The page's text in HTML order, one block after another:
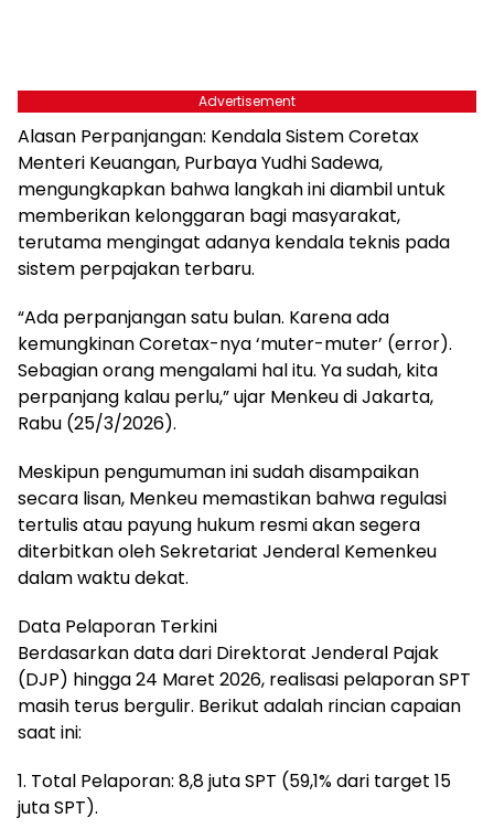
Advertisement
Alasan Perpanjangan: Kendala Sistem Coretax
Menteri Keuangan, Purbaya Yudhi Sadewa,
mengungkapkan bahwa langkah ini diambil untuk
memberikan kelonggaran bagi masyarakat,
terutama mengingat adanya kendala teknis pada
sistem perpajakan terbaru.
“Ada perpanjangan satu bulan. Karena ada
kemungkinan Coretax-nya ‘muter-muter’ (error).
Sebagian orang mengalami hal itu. Ya sudah, kita
perpanjang kalau perlu,” ujar Menkeu di Jakarta,
Rabu (25/3/2026).
Meskipun pengumuman ini sudah disampaikan
secara lisan, Menkeu memastikan bahwa regulasi
tertulis atau payung hukum resmi akan segera
diterbitkan oleh Sekretariat Jenderal Kemenkeu
dalam waktu dekat.
Data Pelaporan Terkini
Berdasarkan data dari Direktorat Jenderal Pajak
(DJP) hingga 24 Maret 2026, realisasi pelaporan SPT
masih terus bergulir. Berikut adalah rincian capaian
saat ini:
1. Total Pelaporan: 8,8 juta SPT (59,1% dari target 15
juta SPT).